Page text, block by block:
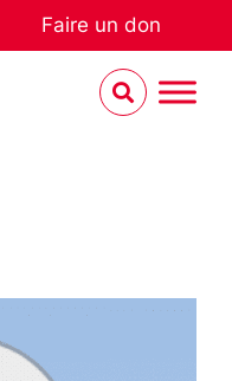
Faire un don